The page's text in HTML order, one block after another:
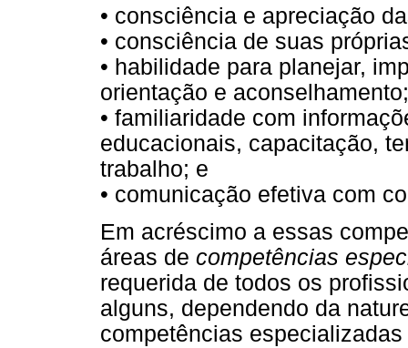
• consciência e apreciação
• consciência de suas
• habilidade para planejar,
orientação e aconselhamento;
• familiaridade com
educacionais, capacitação,
trabalho; e
• comunicação efetiva com
Em acréscimo a essas
áreas de competências
requerida de todos os
alguns, dependendo da
competências